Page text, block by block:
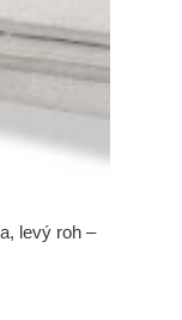
levý roh –